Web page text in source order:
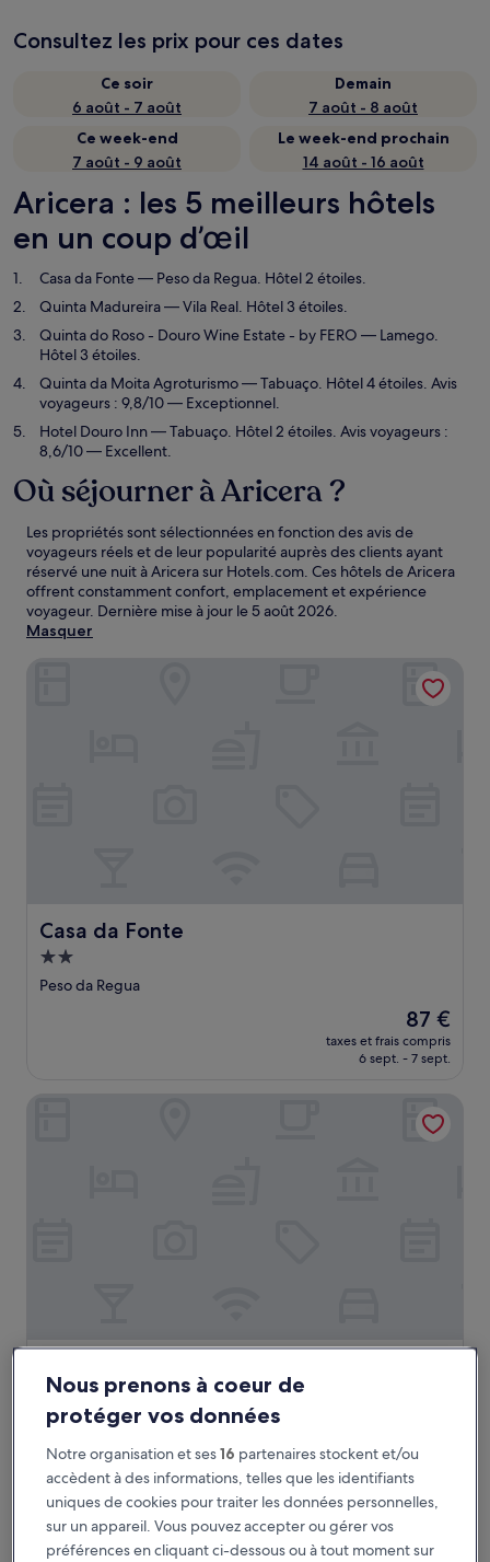
Consultez les prix pour ces dates
Ce soir
6 août - 7 août
Demain
7 août - 8 août
Ce week-end
7 août - 9 août
Le week-end prochain
14 août - 16 août
Aricera : les 5 meilleurs hôtels
en un coup d’œil
Casa da Fonte— Peso da Regua. Hôtel 2 étoiles.
Quinta Madureira— Vila Real. Hôtel 3 étoiles.
Quinta do Roso - Douro Wine Estate - by FERO — Lamego.
Hôtel 3 étoiles.
Quinta da Moita Agroturismo— Tabuaço. Hôtel 4 étoiles. Avis
voyageurs : 9,8/10 — Exceptionnel.
Hotel Douro Inn— Tabuaço. Hôtel 2 étoiles. Avis voyageurs :
8,6/10 — Excellent.
Où séjourner à Aricera ?
Les propriétés sont sélectionnées en fonction des avis de
voyageurs réels et de leur popularité auprès des clients ayant
réservé une nuit à Aricera sur Hotels.com. Ces hôtels de Aricera
offrent constamment confort, emplacement et expérience
voyageur. Dernière mise à jour le5 août 2026.
Masquer
Casa da Fonte
Casa da Fonte
Hébergement
2.0 étoiles
Peso da Regua
Le
nouveau
prix
de
87 €
87 €
taxes et frais compris
6 sept. - 7 sept.
Hébergement
3.0 étoiles
Vila Real
Le
nouveau
prix
est
80 €
80 €
taxes et frais compris
30 août - 31 août
Quinta do Roso - Douro Wine Estate - by FERO
Nous prenons à coeur de
protéger vos données
Notre organisation et ses16 partenaires stockent et/ou
accèdent à des informations, telles que les identifiants
uniques de cookies pour traiter les données personnelles,
sur un appareil. Vous pouvez accepter ou gérer vos
préférences en cliquant ci-dessous ou à tout moment sur